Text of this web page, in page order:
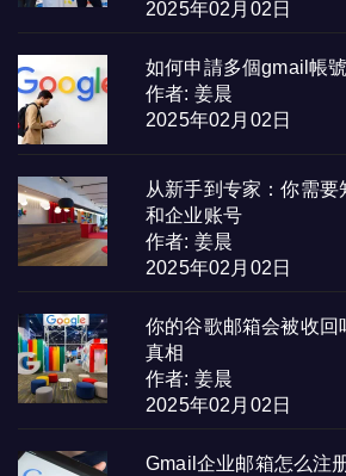
2025年02月02日
如何申請多個gmail帳
作者: 姜晨
2025年02月02日
从新手到专家：你需
和企业账号
作者: 姜晨
2025年02月02日
你的谷歌邮箱会被收回
真相
作者: 姜晨
2025年02月02日
Gmail企业邮箱怎么注